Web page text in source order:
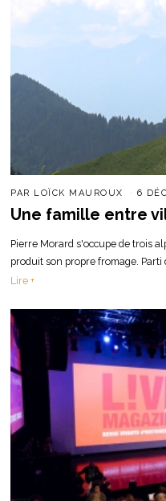
PAR LOÏCK MAUROUX 6
Une famille entre
Pierre Morard s'occupe de trois
produit son propre fromage. Parti
Lire +